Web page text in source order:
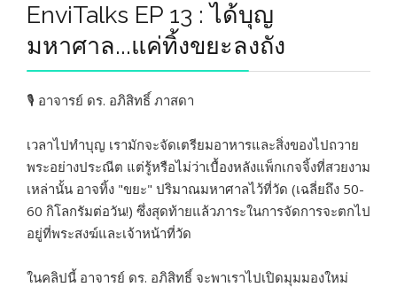
EnviTalks EP 13 : ได้บุญ
มหาศาล...แค่ทิ้งขยะลงถัง
🎙️ อาจารย์ ดร. อภิสิทธิ์ ภาสดา
เวลาไปทำบุญ เรามักจะจัดเตรียมอาหารและสิ่งของไปถวาย
พระอย่างประณีต แต่รู้หรือไม่ว่าเบื้องหลังแพ็กเกจจิ้งที่สวยงาม
เหล่านั้น อาจทิ้ง "ขยะ" ปริมาณมหาศาลไว้ที่วัด (เฉลี่ยถึง 50-
60 กิโลกรัมต่อวัน!) ซึ่งสุดท้ายแล้วภาระในการจัดการจะตกไป
อยู่ที่พระสงฆ์และเจ้าหน้าที่วัด
ในคลิปนี้ อาจารย์ ดร. อภิสิทธิ์ จะพาเราไปเปิดมุมมองใหม่